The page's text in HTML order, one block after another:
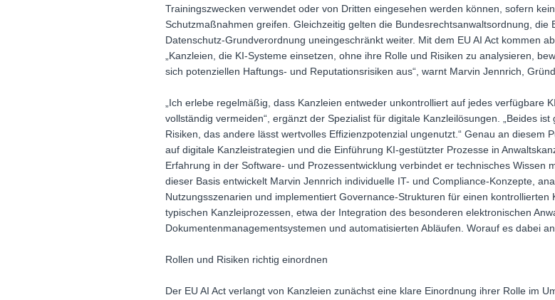
Trainingszwecken verwendet oder von Dritten eingesehen werden können, sofern
Schutzmaßnahmen greifen. Gleichzeitig gelten die Bundesrechtsanwaltsordnung, die
Datenschutz-Grundverordnung uneingeschränkt weiter. Mit dem EU AI Act kommen
„Kanzleien, die KI-Systeme einsetzen, ohne ihre Rolle und Risiken zu analysieren,
sich potenziellen Haftungs- und Reputationsrisiken aus“, warnt Marvin Jennrich,
„Ich erlebe regelmäßig, dass Kanzleien entweder unkontrolliert auf jedes verfügbare
vollständig vermeiden“, ergänzt der Spezialist für digitale Kanzleilösungen. „Beides
Risiken, das andere lässt wertvolles Effizienzpotenzial ungenutzt.“ Genau an diesem
auf digitale Kanzleistrategien und die Einführung KI-gestützter Prozesse in
Erfahrung in der Software- und Prozessentwicklung verbindet er technisches Wissen
dieser Basis entwickelt Marvin Jennrich individuelle IT- und Compliance-Konzepte,
Nutzungsszenarien und implementiert Governance-Strukturen für einen
typischen Kanzleiprozessen, etwa der Integration des besonderen elektronischen
Dokumentenmanagementsystemen und automatisierten Abläufen. Worauf es dabei
Rollen und Risiken richtig einordnen
Der EU AI Act verlangt von Kanzleien zunächst eine klare Einordnung ihrer Rolle im